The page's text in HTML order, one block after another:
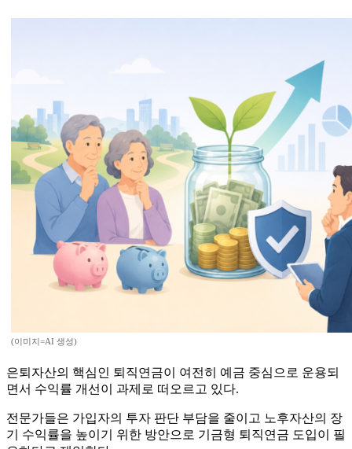
(이미지=AI 생성)
은퇴자산의 핵심인 퇴직연금이 여전히 예금 중심으로 운용되
면서 수익률 개선이 과제로 떠오르고 있다.
전문가들은 가입자의 투자 판단 부담을 줄이고 노후자산의 장
기 수익률을 높이기 위한 방안으로 기금형 퇴직연금 도입이 필